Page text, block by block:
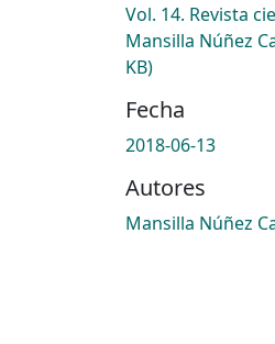
Vol. 14. Revista
Mansilla Núñez
KB)
Fecha
2018-06-13
Autores
Mansilla Núñez